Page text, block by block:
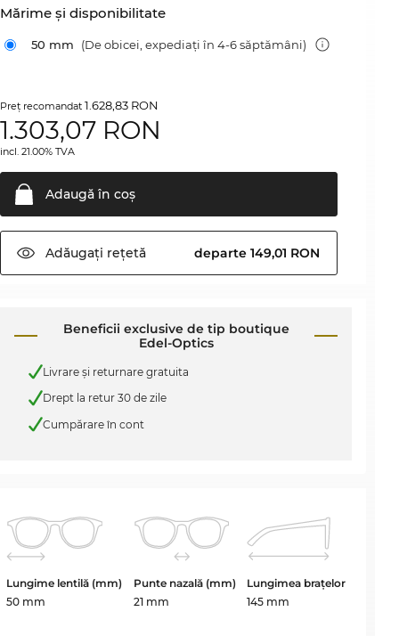
Mărime şi disponibilitate
50 mm (De obicei, expediați în 4-6 săptămâni)
Preţ recomandat1.628,83 RON
1.303,07 RON
incl. 21.00% TVA
Adaugă în coş
Adăugați rețetă departe 149,01 RON
Beneficii exclusive de tip boutique
Edel-Optics
Livrare şi returnare gratuita
Drept la retur 30 de zile
Cumpărare în cont
Lungime lentilă (mm)
50 mm
Punte nazală (mm)
21 mm
Lungimea brațelor
145 mm